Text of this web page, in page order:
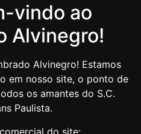
vindo ao
Alvinegro!
Alvinegro! Estamos
em nosso site, o ponto de
os amantes do S.C.
Paulista.
do site: